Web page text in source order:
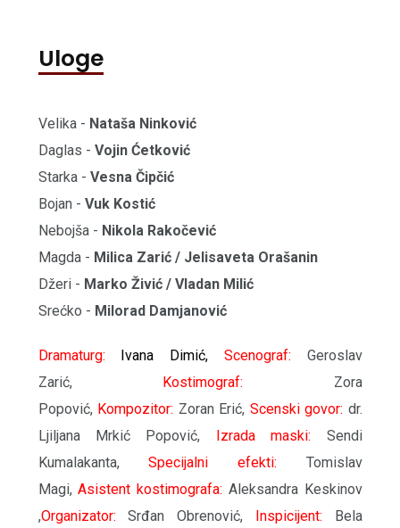
Uloge
Velika - Nataša Ninković
Daglas - Vojin Ćetković
Starka - Vesna Čipčić
Bojan - Vuk Kostić
Nebojša - Nikola Rakočević
Magda - Milica Zarić / Jelisaveta Orašanin
Džeri - Marko Živić / Vladan Milić
Srećko - Milorad Damjanović
Dramaturg: Ivana Dimić, Scenograf: Geroslav
Zarić,
Kostimograf: Zora
Popović, Kompozitor: Zoran Erić, Scenski govor: dr.
Ljiljana Mrkić Popović,
Izrada maski: Sendi
Kumalakanta,Specijalni efekti: Tomislav
Magi,Asistent kostimografa: Aleksandra Keskinov
,Organizator: Srđan Obrenović, Inspicijent:
Bela